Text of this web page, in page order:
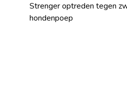
Strenger optreden tegen
hondenpoep